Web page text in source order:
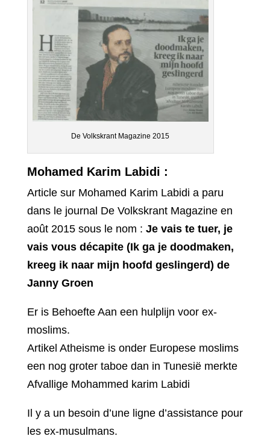
De Volkskrant Magazine 2015
Mohamed Karim Labidi :
Article sur Mohamed Karim Labidi a paru
dans le journal De Volkskrant Magazine en
août 2015 sous le nom : Je vais te tuer, je
vais vous décapite (Ik ga je doodmaken,
kreeg ik naar mijn hoofd geslingerd) de
Janny Groen
Er is Behoefte Aan een hulplijn voor ex-
moslims.
Artikel Atheisme is onder Europese moslims
een nog groter taboe dan in Tunesië merkte
Afvallige Mohammed karim Labidi
Il y a un besoin d’une ligne d’assistance pour
les ex-musulmans.